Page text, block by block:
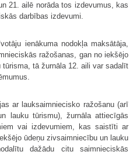
21. ailē norāda tos izdevumus, kas
darbības izdevumi.
ienākuma nodokļa maksātāja,
ražošanas, gan no iekšējo
tā žurnāla 12. aili var sadalīt
ar lauksaimniecisko ražošanu (arī
lauku tūrismu), žurnāla attiecīgās
vai izdevumiem, kas saistīti ar
ūdeņu zivsaimniecību un lauku
dažādu citu saimnieciskās